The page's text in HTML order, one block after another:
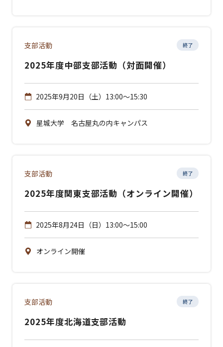
支部活動 終了
2025年度中部支部活動（対面開催）
2025年9月20日（土）13:00～15:30
星城大学 名古屋丸の内キャンパス
支部活動 終了
2025年度関東支部活動（オンライン開催）
2025年8月24日（日）13:00～15:00
オンライン開催
支部活動 終了
2025年度北海道支部活動